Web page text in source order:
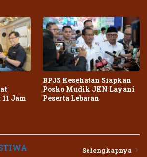
Jam
BPJS Kesehatan Siapkan
Posko Mudik JKN Layani
Peserta Lebaran
Selengkapnya